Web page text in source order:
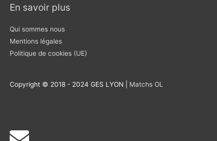
En savoir plus
Qui sommes nous
Mentions légales
Politique de cookies (UE)
Copyright © 2018 - 2024 GES LYON | Matchs OL